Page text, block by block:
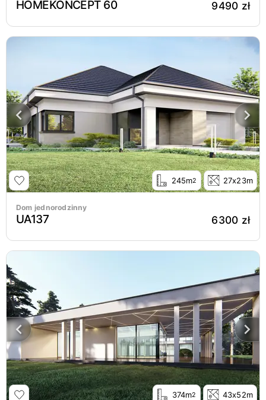
HOMEKONCEPT 60 9490 zł
245m2 27x23m
Dom jednorodzinny
UA137 6300 zł
374m2 43x52m